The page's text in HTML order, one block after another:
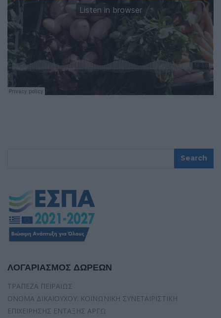
ΛΟΓΑΡΙΑΣΜΟΣ ΔΩΡΕΩΝ
ΤΡΑΠΕΖΑ ΠΕΙΡΑΙΩΣ
ΟΝΟΜΑ ΔΙΚΑΙΟΥΧΟΥ: ΚΟΙΝΩΝΙΚΗ ΣΥΝΕΤΑΙΡΙΣΤΙΚΗ
ΕΠΙΧΕΙΡΗΣΗΣ ΕΝΤΑΞΗΣ ΑΡΓΩ